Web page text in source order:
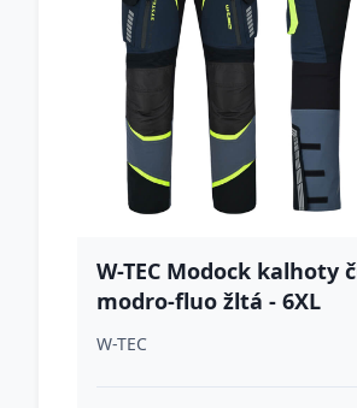
W-TEC Modock kalhoty
modro-fluo žltá - 6XL
W-TEC